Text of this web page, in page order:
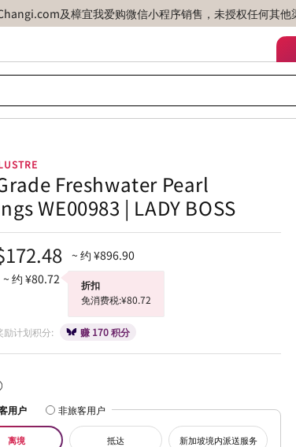
及樟宜我爱购微信小程序销售，未授权任何其他
Freshwater Pearl
WE00983 | LADY BOSS
~ 约 ¥896.90
~ 约 ¥80.72
折扣
免消费税:¥80.72
励计划积分: 赚 170 积分
用户
非旅客用户
离境 抵达 新加坡境内派送服务